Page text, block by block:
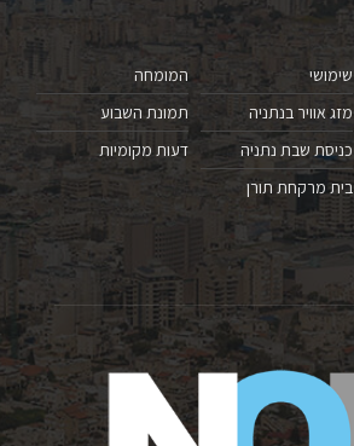
שימושי
מזג אוויר בנתניה
כניסת שבת נתניה
בית מרקחת תורן
המומחה
תמונת השבוע
דעות מקומיות